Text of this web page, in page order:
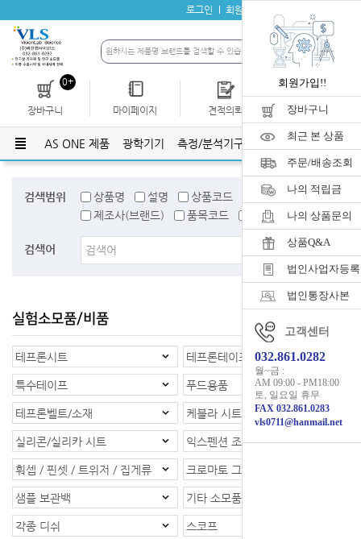
로그인 회원가입
0+
장바구니 마이페이지 견적의뢰 개인결제
AS ONE 제품 광학기기 측정/분석기구 유리기구 플라스틱
검색범위 상품명 설명 상품코드
검색어태그
제조사(브랜드)
품목코드 품목명
검색어
실험소모품/비품
테프론시트 테프론테이프
특수테이프 푸드용품
테프론벨트/소재 케블라 시트/소재
실리콘/실리카 시트 익스펜션 조인트
훠셉 / 핀셋 / 트위저 / 집게류 크로마토 그래피
샘플 보관백 기타 소모품
각종 디쉬 스코프
회원가입!!
장바구니
최근 본 상품
주문/배송조회
나의 적립금
나의 상품문의
상품Q&A
법인사업자등
법인통장사본
고객센터
032.861.0282
월~금 :
AM 09:00 - PM18:00
토, 일요일 휴무
FAX 032.861.0283
vls0711@hanmail.net